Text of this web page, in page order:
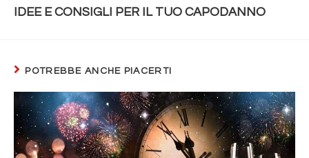
IDEE E CONSIGLI PER IL TUO CAPODANNO
POTREBBE ANCHE PIACERTI